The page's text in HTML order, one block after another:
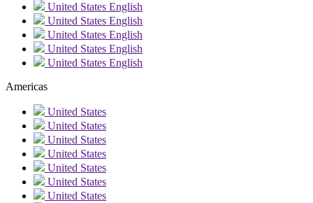
United States English
United States English
United States English
United States English
United States English
Americas
United States
United States
United States
United States
United States
United States
United States